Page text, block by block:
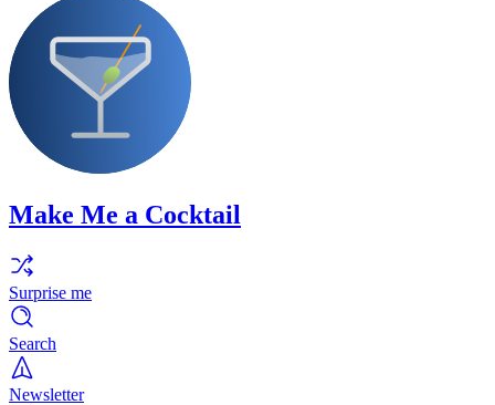
Make Me a Cocktail
Surprise me
Search
Newsletter